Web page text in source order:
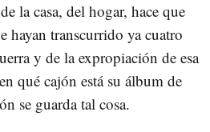
la casa, del hogar, hace que
hayan transcurrido ya cuatro
y de la expropiación de esa
qué cajón está su álbum de
se guarda tal cosa.